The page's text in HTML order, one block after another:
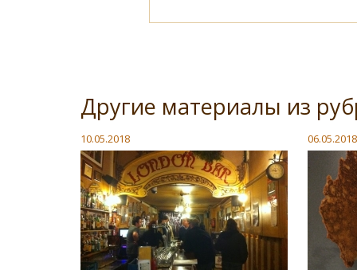
Другие материалы из
10.05.2018 06.05.2018